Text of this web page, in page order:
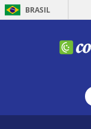
BRASIL